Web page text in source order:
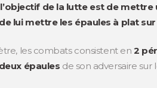
de la lutte est de mettre
lui mettre les épaules à plat
les combats consistent en 2
deux épaules de son adversaire